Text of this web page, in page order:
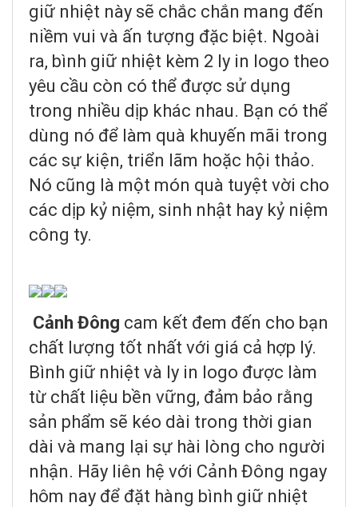
giữ nhiệt này sẽ chắc chắn mang đến
niềm vui và ấn tượng đặc biệt. Ngoài
ra, bình giữ nhiệt kèm 2 ly in logo theo
yêu cầu còn có thể được sử dụng
trong nhiều dịp khác nhau. Bạn có thể
dùng nó để làm quà khuyến mãi trong
các sự kiện, triển lãm hoặc hội thảo.
Nó cũng là một món quà tuyệt vời cho
các dịp kỷ niệm, sinh nhật hay kỷ niệm
công ty.
Cảnh Đông cam kết đem đến cho bạn
chất lượng tốt nhất với giá cả hợp lý.
Bình giữ nhiệt và ly in logo được làm
từ chất liệu bền vững, đảm bảo rằng
sản phẩm sẽ kéo dài trong thời gian
dài và mang lại sự hài lòng cho người
nhận. Hãy liên hệ với Cảnh Đông ngay
hôm nay để đặt hàng bình giữ nhiệt